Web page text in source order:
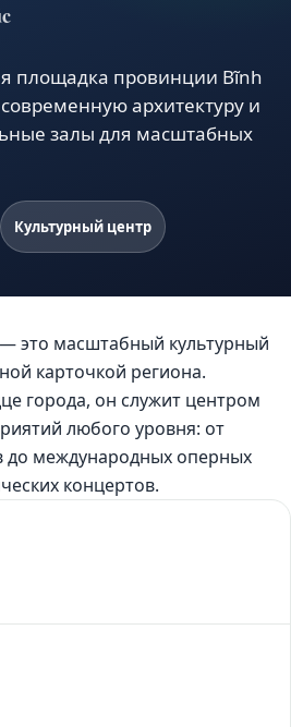
площадка провинции Вĩnh
архитектуру и
залы для масштабных
Культурный центр
это масштабный культурный
карточкой региона.
города, он служит центром
любого уровня: от
до международных оперных
концертов.